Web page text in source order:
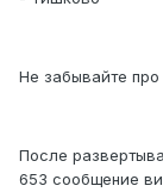
Не забывайте
После
653 сообщение